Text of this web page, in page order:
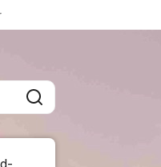
Sök
supportlänkar